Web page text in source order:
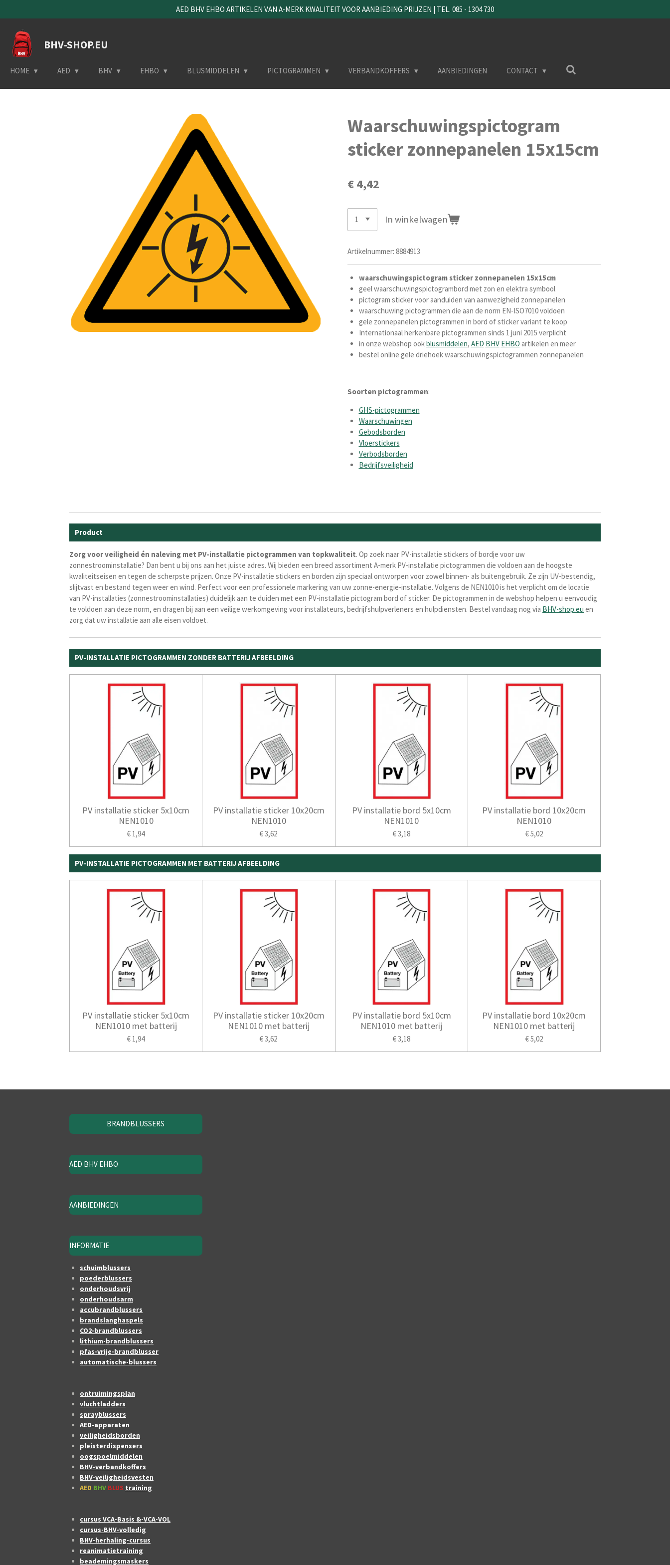
direct
naar
hoofdinhoud
AED BHV EHBO ARTIKELEN VAN A-MERK KWALITEIT VOOR AANBIEDING PRIJZEN | TEL. 085 - 1304 730
BHV-SHOP.EU
HOME AED BHV EHBO BLUSMIDDELEN PICTOGRAMMEN VERBANDKOFFERS AANBIEDINGEN CONTACT
Waarschuwingspictogram
sticker zonnepanelen 15x15cm
€ 4,42
In winkelwagen
Artikelnummer: 8884913
waarschuwingspictogram sticker zonnepanelen 15x15cm
geel waarschuwingspictogrambord met zon en elektra symbool
pictogram sticker voor aanduiden van aanwezigheid zonnepanelen
waarschuwing pictogrammen die aan de norm EN-ISO7010voldoen
gele zonnepanelen pictogrammen in bord of sticker variant te koop
Internationaal herkenbare pictogrammen sinds 1 juni 2015 verplicht
in onze webshop ookblusmiddelen, AED BHV EHBO artikelen en meer
bestel online gele driehoek waarschuwingspictogrammen zonnepanelen
Soorten pictogrammen:
GHS-pictogrammen
Waarschuwingen
Gebodsborden
Vloerstickers
Verbodsborden
Bedrijfsveiligheid
Product
Zorg voor veiligheid én naleving met PV-installatie pictogrammen van topkwaliteit. Op zoek naar PV-installatie stickers of bordje voor uw
zonnestroominstallatie? Dan bent u bij ons aan het juiste adres. Wij bieden een breed assortiment A-merk PV-installatie pictogrammen die voldoen aan de hoogste
kwaliteitseisen en tegen de scherpste prijzen. Onze PV-installatie stickers en borden zijn speciaal ontworpen voor zowel binnen- als buitengebruik. Ze zijn UV-bestendig,
slijtvast en bestand tegen weer en wind. Perfect voor een professionele markering van uw zonne-energie-installatie. Volgens de NEN1010 is het verplicht om de locatie
van PV-installaties (zonnestroominstallaties) duidelijk aan te duiden met een PV-installatie pictogram bord of sticker. De pictogrammen in de webshop helpen u eenvoudig
te voldoen aan deze norm, en dragen bij aan een veilige werkomgeving voor installateurs, bedrijfshulpverleners en hulpdiensten. Bestel vandaag nog via BHV-shop.eu en
zorg dat uw installatie aan alle eisen voldoet.
PV-INSTALLATIE PICTOGRAMMEN ZONDER BATTERIJ AFBEELDING
PV installatie sticker 5x10cm
NEN1010
€ 1,94
PV installatie sticker 10x20cm
NEN1010
€ 3,62
PV installatie bord 5x10cm
NEN1010
€ 3,18
PV installatie bord 10x20cm
NEN1010
€ 5,02
PV-INSTALLATIE PICTOGRAMMEN MET BATTERIJ AFBEELDING
PV installatie sticker 5x10cm
NEN1010 met batterij
€ 1,94
PV installatie sticker 10x20cm
NEN1010 met batterij
€ 3,62
PV installatie bord 5x10cm
NEN1010 met batterij
€ 3,18
PV installatie bord 10x20cm
NEN1010 met batterij
€ 5,02
BRANDBLUSSERS
AED BHV EHBO
AANBIEDINGEN
INFORMATIE
schuimblussers
poederblussers
onderhoudsvrij
onderhoudsarm
accubrandblussers
brandslanghaspels
CO2-brandblussers
lithium-brandblussers
pfas-vrije-brandblusser
automatische-blussers
ontruimingsplan
vluchtladders
sprayblussers
AED-apparaten
veiligheidsborden
pleisterdispensers
oogspoelmiddelen
BHV-verbandkoffers
BHV-veiligheidsvesten
AED BHV BLUS training
cursus VCA-Basis &-VCA-VOL
cursus-BHV-volledig
BHV-herhaling-cursus
reanimatietraining
beademingsmaskers